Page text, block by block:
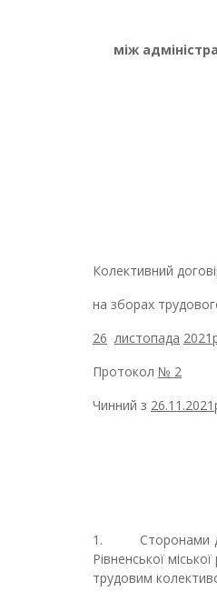
між
Колективний
на зборах
26 листопада
Протокол № 2
Чинний з ­­­
1.
Сторонами
Рівненської
трудовим